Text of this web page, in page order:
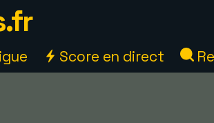
Score en direct